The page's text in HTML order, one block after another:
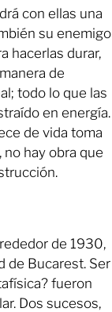
con ellas una
su enemigo
hacerlas durar,
de
todo lo que las
en energía.
de vida toma
hay obra que
de 1930,
de Bucarest. Ser
fueron
Dos sucesos,